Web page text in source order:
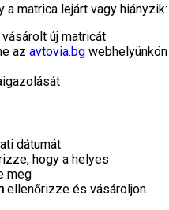
a matrica lejárt vagy hiányzik:
új matricát
az avtovia.bg webhelyünkön
dátumát
hogy a helyes
meg
ellenőrizze és vásároljon.